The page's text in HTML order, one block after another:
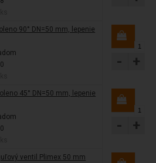
90° DN=50 mm, lepenie
- +
45° DN=50 mm, lepenie
- +
ventil Plimex 50 mm